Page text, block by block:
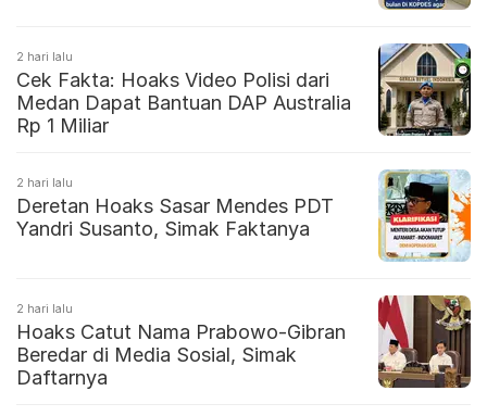
2 hari lalu
Cek Fakta: Hoaks Video Polisi dari
Medan Dapat Bantuan DAP Australia
Rp 1 Miliar
2 hari lalu
Deretan Hoaks Sasar Mendes PDT
Yandri Susanto, Simak Faktanya
2 hari lalu
Hoaks Catut Nama Prabowo-Gibran
Beredar di Media Sosial, Simak
Daftarnya